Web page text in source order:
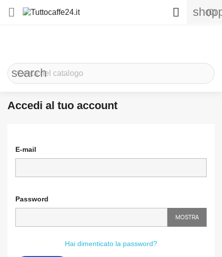
 (0)

search
Accedi al tuo account
E-mail
Password
MOSTRA
Hai dimenticato la password?